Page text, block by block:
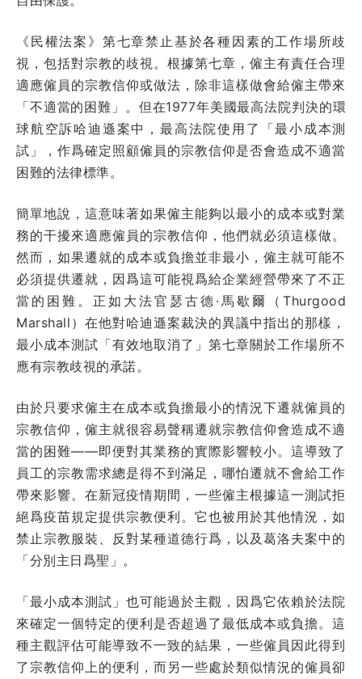
《民權法案》第七章禁止基於各種因素的工作場所歧
視，包括對宗教的歧視。根據第七章，僱主有責任合理
適應僱員的宗教信仰或做法，除非這樣做會給僱主帶來
「不適當的困難」。但在1977年美國最高法院判決的環
球航空訴哈迪遜案中，最高法院使用了「最小成本測
試」，作爲確定照顧僱員的宗教信仰是否會造成不適當
困難的法律標準。
簡單地說，這意味著如果僱主能夠以最小的成本或對業
務的干擾來適應僱員的宗教信仰，他們就必須這樣做。
然而，如果遷就的成本或負擔並非最小，僱主就可能不
必須提供遷就，因爲這可能視爲給企業經營帶來了不正
當的困難。正如大法官瑟古德·馬歇爾（Thurgood
Marshall）在他對哈迪遜案裁決的異議中指出的那樣，
最小成本測試「有效地取消了」第七章關於工作場所不
應有宗教歧視的承諾。
由於只要求僱主在成本或負擔最小的情況下遷就僱員的
宗教信仰，僱主就很容易聲稱遷就宗教信仰會造成不適
當的困難——即便對其業務的實際影響較小。這導致了
員工的宗教需求總是得不到滿足，哪怕遷就不會給工作
帶來影響。在新冠疫情期間，一些僱主根據這一測試拒
絕爲疫苗規定提供宗教便利。它也被用於其他情況，如
禁止宗教服裝、反對某種道德行爲，以及葛洛夫案中的
「分別主日爲聖」。
「最小成本測試」也可能過於主觀，因爲它依賴於法院
來確定一個特定的便利是否超過了最低成本或負擔。這
種主觀評估可能導致不一致的結果，一些僱員因此得到
了宗教信仰上的便利，而另一些處於類似情況的僱員卻